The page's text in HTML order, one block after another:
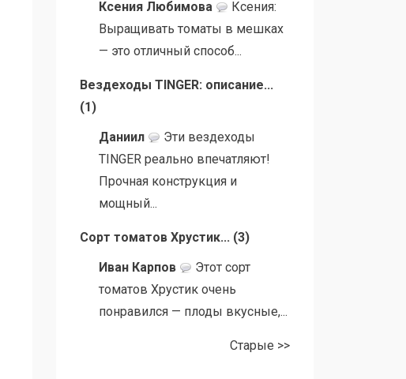
Ксения Любимова
Ксения:
Выращивать томаты в мешках
— это отличный способ...
Вездеходы TINGER: описание...
(1)
Даниил
Эти вездеходы
TINGER реально впечатляют!
Прочная конструкция и
мощный...
Сорт томатов Хрустик... (3)
Иван Карпов
Этот сорт
томатов Хрустик очень
понравился — плоды вкусные,...
Старые >>